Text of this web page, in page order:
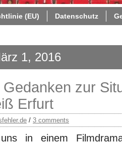
(EU) Datenschutz
1, 2016
Gedanken zur
Erfurt
/ 3 comments
in einem